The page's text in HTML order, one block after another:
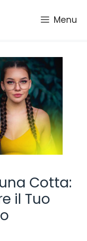
Menu
Cotta:
il Tuo